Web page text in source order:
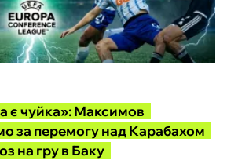
є чуйка»: Максимов
за перемогу над Карабахом
на гру в Баку